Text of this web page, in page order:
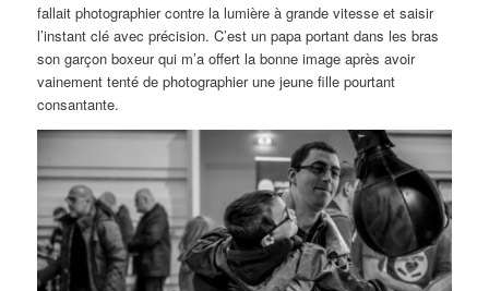
fallait photographier contre la lumière à grande vitesse et saisir
l’instant clé avec précision. C’est un papa portant dans les bras
son garçon boxeur qui m’a offert la bonne image après avoir
vainement tenté de photographier une jeune fille pourtant
consantante.